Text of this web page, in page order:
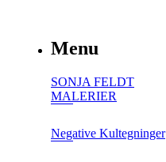
Menu
SONJA FELDT
MALERIER
Negative Kultegninger